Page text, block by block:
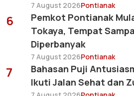
7 August 2026Pontianak
6
Pemkot Pontianak
Tokaya, Tempat
Diperbanyak
7 August 2026Pontianak
7
Bahasan Puji
Ikuti Jalan Sehat dan